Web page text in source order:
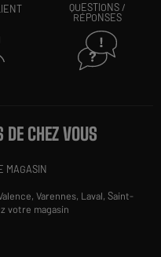
QUESTIONS /
RÉPONSES
CHEZ VOUS
MAGASIN
Varennes, Laval,Saint-
votre magasin